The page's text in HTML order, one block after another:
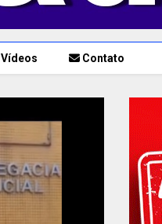
Vídeos Contato